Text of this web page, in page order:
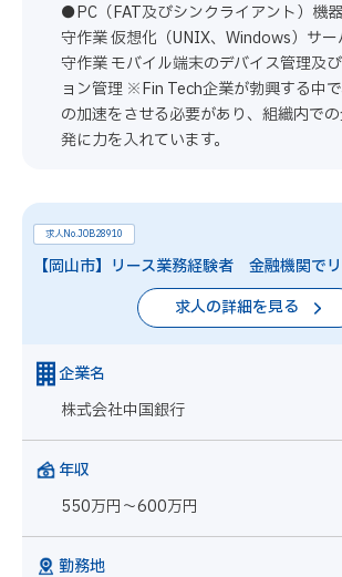
●PC（FAT及びシンクライアント）機
守作業 仮想化（UNIX、Windows）サ
守作業 モバイル端末のデバイス管理及
ョン管理 ※Fin Tech企業が勃興する中
の加速をさせる必要があり、組織内で
発に力を入れています。
求人No.JOB28910
【岡山市】リース業務経験者 金融機関で
求人の詳細を見る
企業名
株式会社中国銀行
年収
550万円～600万円
勤務地